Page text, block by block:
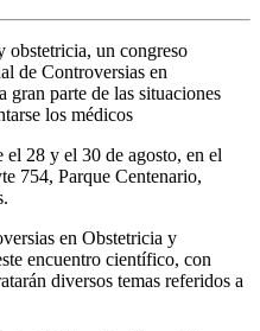
obstetricia, un congreso
de Controversias en
parte de las situaciones
los médicos
28 y el 30 de agosto, en el
754, Parque Centenario,
en Obstetricia y
encuentro científico, con
diversos temas referidos a